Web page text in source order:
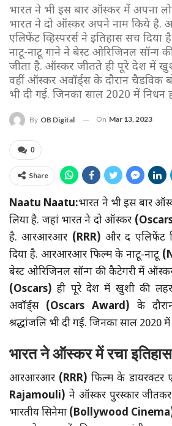
भारत ने भी इस बार ऑस्कर में अपना
भारत ने दो ऑस्कर अपने नाम किये
एलिफेंट व्हिस्परर्स ने इतिहास सच
नाटू-नाटू गाने ने बेस्ट ओरिजिनल सॉन्ग
जीता है. ऑस्कर जीतते ही पूरे देश में
वहीं ऑस्कर अवॉर्ड्स के दौरान चैडविक
भी दी गई. जिनका साल 2020 में निधन
By OB Digital On Mar 13, 2023
0
Share
Naatu Naatu:भारत ने भी इस बार
लिया है. जहां भारत ने दो ऑस्कर
है. आरआरआर (RRR) और द एलिफेंट
दिया है. आरआरआर फिल्म के नाटू-नाटू
बेस्ट ओरिजिनल सॉन्ग की कैटेगरी में
(Oscars) ही पूरे देश में खुशी की
अवॉर्ड्स (Oscars Award) के
श्रद्धांजलि भी दी गई. जिनका साल 2020 में
भारत ने ऑस्कर में रचा इतिहास
आरआरआर (RRR) फिल्म के डायरक्टर
Rajamouli) ने ऑस्कर पुरस्कार जीतकर
भारतीय सिनेमा (Bollywood